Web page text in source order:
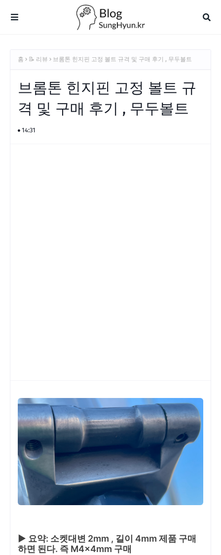
홈 📝 리뷰 브롬톤 힌지핀 고정 볼트 규격 및 구매 후기 , 무두볼트
브롬톤 힌지핀 고정 볼트 규
격 및 구매 후기 , 무두볼트
14:31
▶ 요약: 소켓대변 2mm , 길이 4mm 제품 구매
하면 된다. 즉 M4x4mm 구매